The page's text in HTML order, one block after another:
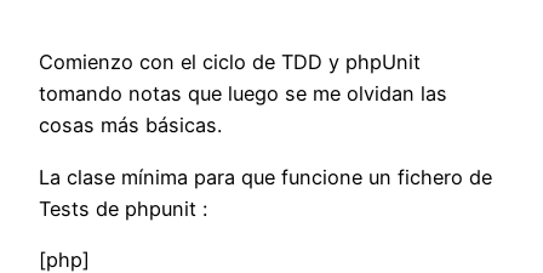
Comienzo con el ciclo de TDD y phpUnit
tomando notas que luego se me olvidan las
cosas más básicas.
La clase mínima para que funcione un fichero de
Tests de phpunit :
[php]